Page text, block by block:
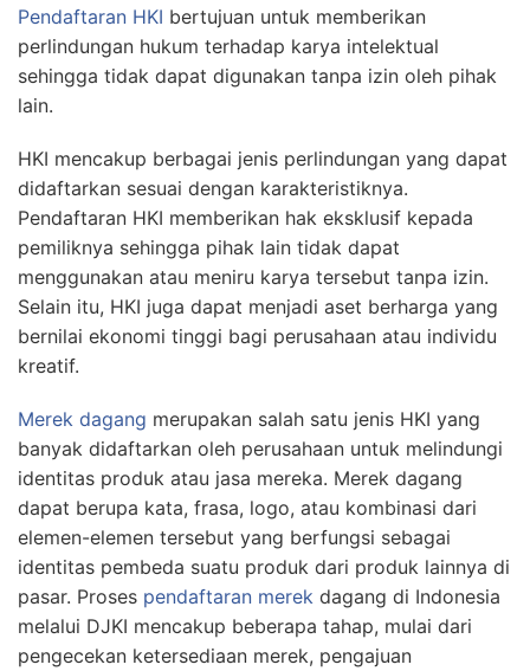
Pendaftaran HKI bertujuan untuk memberikan
perlindungan hukum terhadap karya intelektual
sehingga tidak dapat digunakan tanpa izin oleh pihak
lain.
HKI mencakup berbagai jenis perlindungan yang dapat
didaftarkan sesuai dengan karakteristiknya.
Pendaftaran HKI memberikan hak eksklusif kepada
pemiliknya sehingga pihak lain tidak dapat
menggunakan atau meniru karya tersebut tanpa izin.
Selain itu, HKI juga dapat menjadi aset berharga yang
bernilai ekonomi tinggi bagi perusahaan atau individu
kreatif.
Merek dagang merupakan salah satu jenis HKI yang
banyak didaftarkan oleh perusahaan untuk melindungi
identitas produk atau jasa mereka. Merek dagang
dapat berupa kata, frasa, logo, atau kombinasi dari
elemen-elemen tersebut yang berfungsi sebagai
identitas pembeda suatu produk dari produk lainnya di
pasar. Proses pendaftaran merek dagang di Indonesia
melalui DJKI mencakup beberapa tahap, mulai dari
pengecekan ketersediaan merek, pengajuan